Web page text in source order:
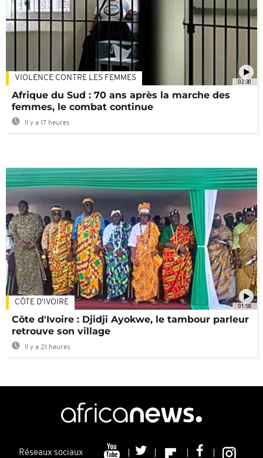
02:30
VIOLENCE CONTRE LES FEMMES
Afrique du Sud : 70 ans après la marche des
femmes, le combat continue
Il y a 17 heures
01:58
CÔTE D'IVOIRE
Côte d'Ivoire : Djidji Ayokwe, le tambour parleur
retrouve son village
Il y a 21 heures
Réseaux sociaux